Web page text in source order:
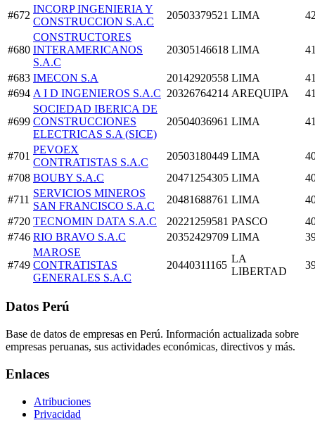
#672
INCORP INGENIERIA Y
CONSTRUCCION S.A.C
20503379521 LIMA
#680
CONSTRUCTORES
INTERAMERICANOS
S.A.C
20305146618 LIMA
#683 IMECON S.A 20142920558 LIMA
#694 A I D INGENIEROS S.A.C 20326764214 AREQUIPA
#699
SOCIEDAD IBERICA DE
CONSTRUCCIONES
ELECTRICAS S.A (SICE)
20504036961 LIMA
#701
PEVOEX
CONTRATISTAS S.A.C
20503180449 LIMA
#708 BOUBY S.A.C 20471254305 LIMA
#711
SERVICIOS MINEROS
SAN FRANCISCO S.A.C
20481688761 LIMA
#720 TECNOMIN DATA S.A.C 20221259581 PASCO
#746 RIO BRAVO S.A.C 20352429709 LIMA
#749
MAROSE
CONTRATISTAS
GENERALES S.A.C
20440311165
LA
LIBERTAD
Datos Perú
Base de datos de empresas en Perú. Información actualizada sobre
empresas peruanas, sus actividades económicas, directivos y más.
Enlaces
Atribuciones
Privacidad